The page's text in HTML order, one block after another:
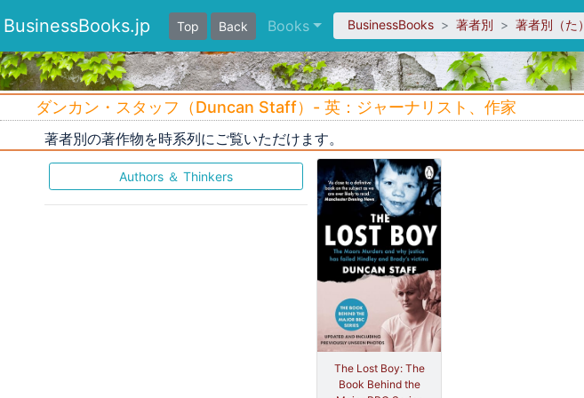
BusinessBooks.jp Top Back Books BusinessBooks 著者別 著者別（た）
ダンカン・スタッフ（Duncan Staff）- 英：ジャーナリスト、作家
著者別の著作物を時系列にご覧いただけます。
Authors ＆ Thinkers
The Lost Boy: The
Book Behind the